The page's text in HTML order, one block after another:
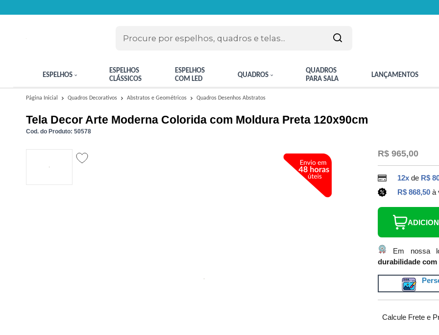
ESPELHOS
ESPELHOS
CLÁSSICOS
ESPELHOS
COM LED
QUADROS
QUADROS
PARA SALA
LANÇAMENTOS
Página Inicial Quadros Decorativos Abstratos e Geométricos Quadros Desenhos Abstratos
Tela Decor Arte Moderna Colorida com Moldura Preta 120x90cm
Cod. do Produto: 50578
R$ 965,00
12x de R$
R$ 868,50à
Em nossa
durabilidade com
Calcule Frete e